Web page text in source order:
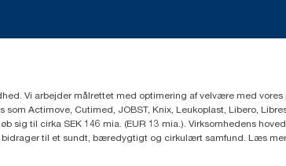
Vi arbejder målrettet med optimering af velvære med
Actimove, Cutimed, JOBST, Knix, Leukoplast, Libero,
sig til cirka SEK 146 mia. (EUR 13 mia.). Virksomhedens
til et sundt, bæredygtigt og cirkulært samfund. Læs